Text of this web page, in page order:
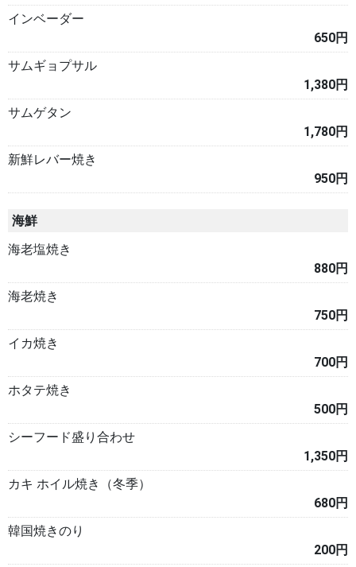
インベーダー
650円
サムギョプサル
1,380円
サムゲタン
1,780円
新鮮レバー焼き
950円
海鮮
海老塩焼き
880円
海老焼き
750円
イカ焼き
700円
ホタテ焼き
500円
シーフード盛り合わせ
1,350円
カキ ホイル焼き（冬季）
680円
韓国焼きのり
200円